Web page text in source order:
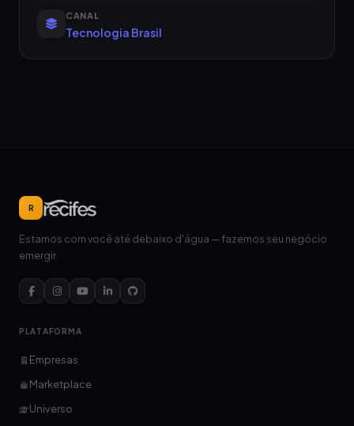
CANAL
Tecnologia Brasil
R
Estamos com você até debaixo d'água — fazemos seu negócio
emergir.
PLATAFORMA
Empresas
Marketplace
Universo